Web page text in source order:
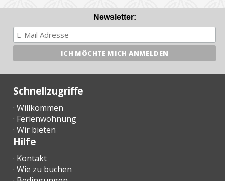
Newsletter:
Schnellzugriffe
· Willkommen
· Ferienwohnung
· Wir bieten
Hilfe
· Kontakt
· Wie zu buchen